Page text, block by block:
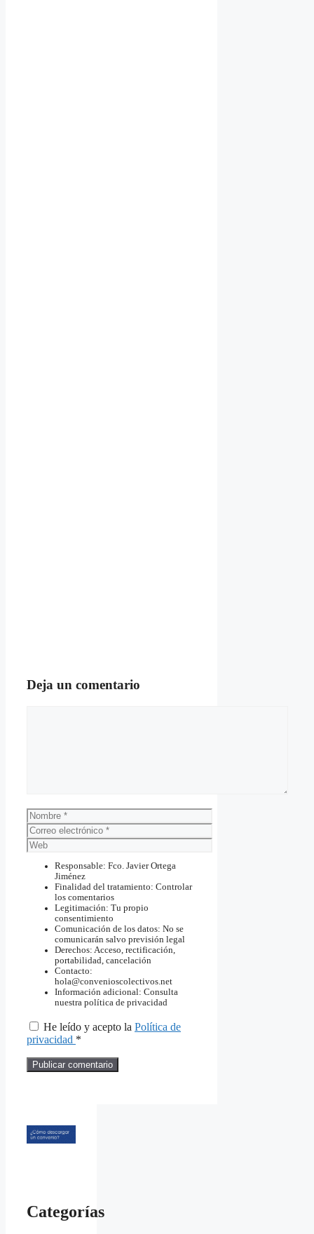
Deja un comentario
Nombre
Correo
electrónico
Web
Responsable: Fco. Javier Ortega
Jiménez
Finalidad del tratamiento: Controlar
los comentarios
Legitimación: Tu propio
consentimiento
Comunicación de los datos: No se
comunicarán salvo previsión legal
Derechos: Acceso, rectificación,
portabilidad, cancelación
Contacto:
hola@convenioscolectivos.net
Información adicional: Consulta
nuestra política de privacidad
He leído y acepto la Política de
privacidad *
Categorías